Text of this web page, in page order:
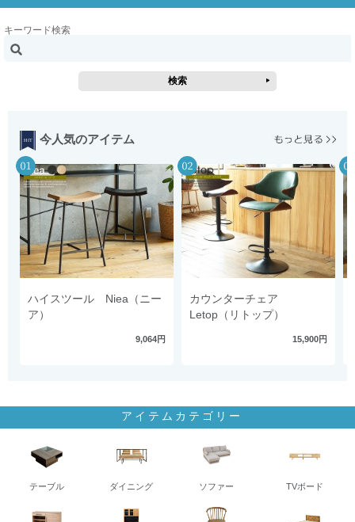
キーワード検索
今人気のアイテム
ハイスツール Niea（ニー
ア）
9,064円
カウンターチェア
Letop（リトップ）
15,900円
アイテムカテゴリー
テーブル ダイニング ソファー TVボード